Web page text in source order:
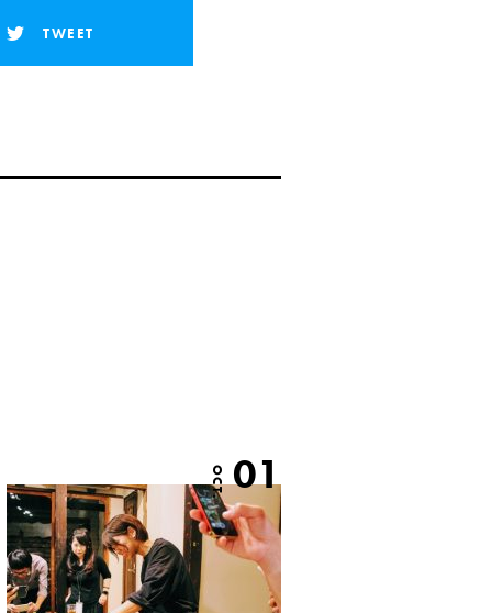
TWEET
OCT.01